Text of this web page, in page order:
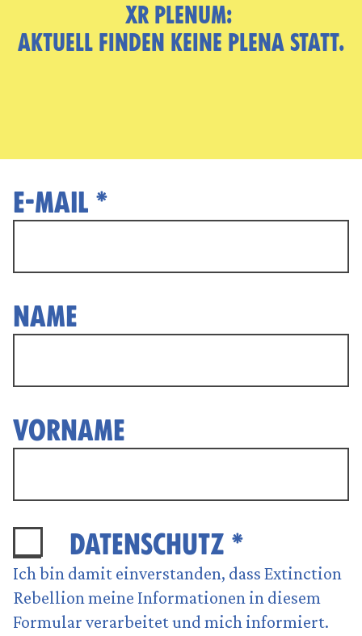
XR PLENUM:
AKTUELL FINDEN KEINE PLENA STATT.
E-MAIL *
NAME
VORNAME
DATENSCHUTZ *
Ich bin damit einverstanden, dass Extinction
Rebellion meine Informationen in diesem
Formular verarbeitet und mich informiert.